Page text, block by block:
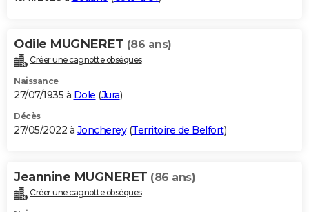
Odile MUGNERET (86 ans)
Créer une cagnotte obsèques
Naissance
27/07/1935 à Dole (Jura)
Décès
27/05/2022 à Joncherey(Territoire de Belfort)
Jeannine MUGNERET (86 ans)
Créer une cagnotte obsèques